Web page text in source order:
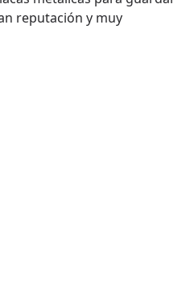
reputación y muy